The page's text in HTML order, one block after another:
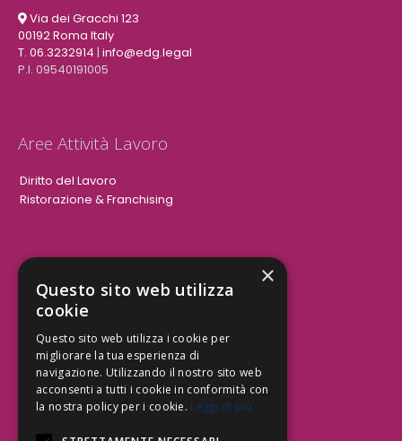
Via dei Gracchi 123
00192 Roma Italy
T. 06.3232914 | info@edg.legal
P.I. 09540191005
Aree Attività Lavoro
Diritto del Lavoro
Ristorazione & Franchising
Aree Attività Civile
Tutele del Credito
Responsabilità Civile
Contrattualistica
×
Questo sito web utilizza
cookie
Questo sito web utilizza i cookie per
migliorare la tua esperienza di
navigazione. Utilizzando il nostro sito web
acconsenti a tutti i cookie in conformità con
la nostra policy per i cookie. Leggi di più